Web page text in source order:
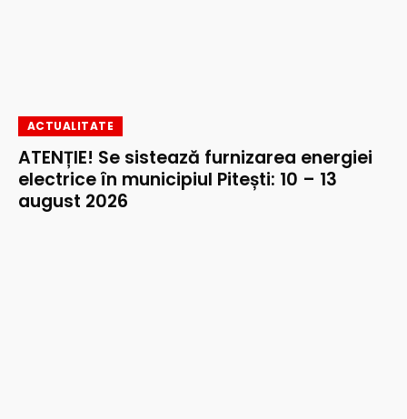
ACTUALITATE
ATENȚIE! Se sistează furnizarea energiei
electrice în municipiul Pitești: 10 – 13
august 2026